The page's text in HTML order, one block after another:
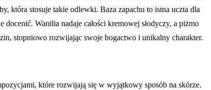
która stosuje takie odlewki. Baza zapachu to istna uczta dla
Wanilia nadaje całości kremowej słodyczy, a piżmo
stopniowo rozwijając swoje bogactwo i unikalny charakter.
które rozwijają się w wyjątkowy sposób na skórze.